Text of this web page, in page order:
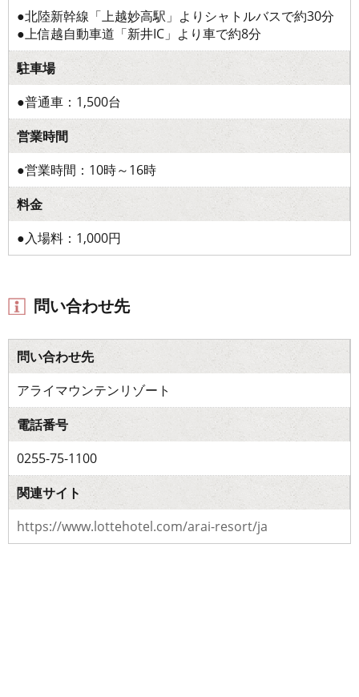
●北陸新幹線「上越妙高駅」よりシャトルバスで約30分
●上信越自動車道「新井IC」より車で約8分
駐車場
●普通車：1,500台
営業時間
●営業時間：10時～16時
料金
●入場料：1,000円
問い合わせ先
問い合わせ先
アライマウンテンリゾート
電話番号
0255-75-1100
関連サイト
https://www.lottehotel.com/arai-resort/ja